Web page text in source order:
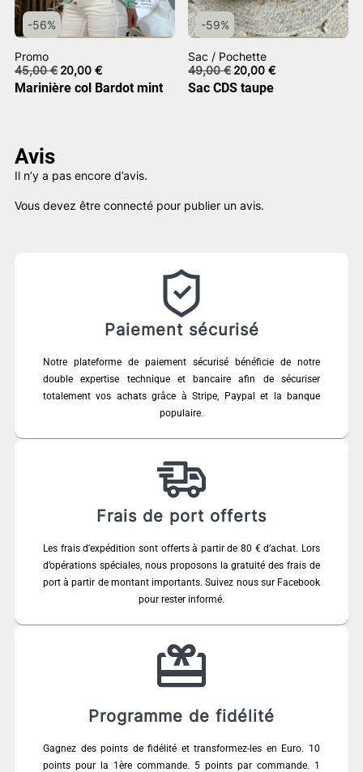
-56%
Promo
45,00€ Le
prix
initial
20,00 €Le
prix
actuel
Marinière col Bardot mint
-59%
Sac / Pochette
49,00€ Le
prix
initial
20,00€Le
Sac CDS taupe
Avis
Il n’y a pas encore d’avis.
Vous devez être connecté pour publier un avis.
Paiement sécurisé
Notre plateforme de paiement sécurisé bénéficie de notre
double expertise technique et bancaire afin de sécuriser
totalement vos achats grâce à Stripe, Paypal et la banque
populaire.
Frais de port offerts
Les frais d’expédition sont offerts à partir de 80 € d’achat. Lors
d’opérations spéciales, nous proposons la gratuité des frais de
port à partir de montant importants. Suivez nous sur Facebook
pour rester informé.
Programme de fidélité
Gagnez des points de fidélité et transformez-les en Euro. 10
points pour la 1ère commande. 5 points par commande. 1